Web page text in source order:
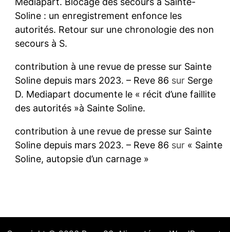
Soline : un enregistrement enfonce les
autorités. Retour sur une chronologie des non
secours à S.
contribution à une revue de presse sur Sainte
Soline depuis mars 2023. – Reve 86 sur Serge
D. Mediapart documente le « récit d’une faillite
des autorités »à Sainte Soline.
contribution à une revue de presse sur Sainte
Soline depuis mars 2023. – Reve 86 sur « Sainte
Soline, autopsie d’un carnage »